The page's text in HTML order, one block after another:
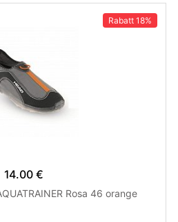
Rabatt 18%
14.00 €
Rosa 46 orange